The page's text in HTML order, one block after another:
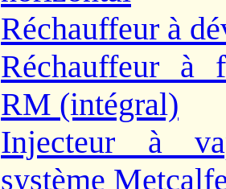
Réchauffeur à
Réchauffeur à
RM (intégral)
Injecteur à
système